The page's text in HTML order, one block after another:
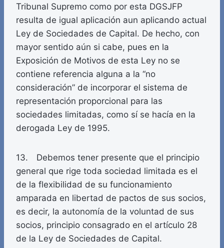
Tribunal Supremo como por esta DGSJFP
resulta de igual aplicación aun aplicando actual
Ley de Sociedades de Capital. De hecho, con
mayor sentido aún si cabe, pues en la
Exposición de Motivos de esta Ley no se
contiene referencia alguna a la “no
consideración” de incorporar el sistema de
representación proporcional para las
sociedades limitadas, como sí se hacía en la
derogada Ley de 1995.
13. Debemos tener presente que el principio
general que rige toda sociedad limitada es el
de la flexibilidad de su funcionamiento
amparada en libertad de pactos de sus socios,
es decir, la autonomía de la voluntad de sus
socios, principio consagrado en el artículo 28
de la Ley de Sociedades de Capital.